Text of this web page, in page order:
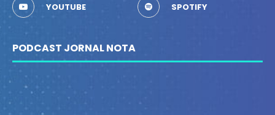
YOUTUBE SPOTIFY
PODCAST JORNAL NOTA